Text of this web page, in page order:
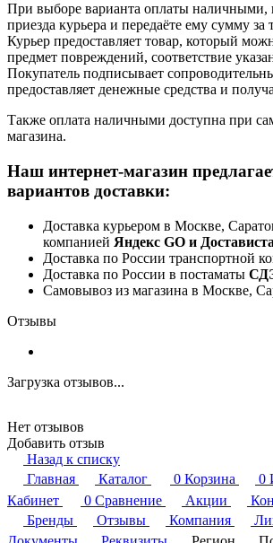
При выборе варианта оплаты наличными,
приезда курьера и передаёте ему сумму за
Курьер предоставляет товар, который
предмет повреждений, соответствие
Покупатель подписывает
предоставляет денежные средства и
Также оплата наличными доступна при
магазина.
Наш интернет-магазин
вариантов доставки:
Доставка курьером в Москве,
компанией Яндекс GO и Достависта
Доставка по России транспортной
Доставка по России в постаматы
Самовывоз из магазина в Москве,
Отзывы
Загрузка отзывов...
Нет отзывов
Добавить отзыв
Назад к списку
Главная
Каталог 0 Корзина 0
Кабинет
0 Сравнение Акции
Бренды
Отзывы Компания